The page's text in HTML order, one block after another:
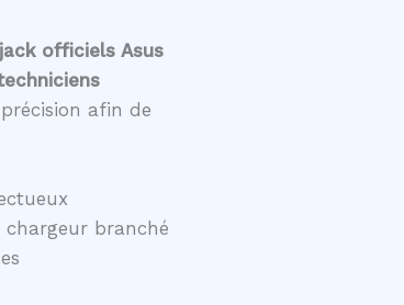
officiels Asus
afin de
branché